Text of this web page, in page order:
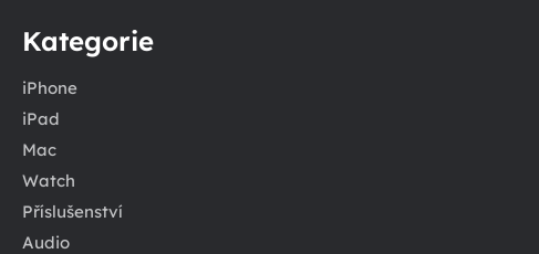
Kategorie
iPhone
iPad
Mac
Watch
Příslušenství
Audio